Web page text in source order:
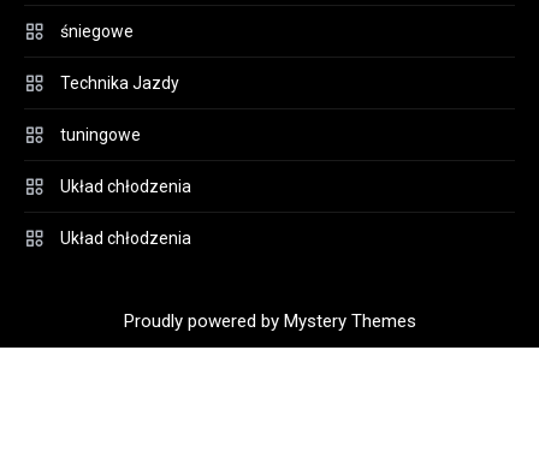
śniegowe
Technika Jazdy
tuningowe
Układ chłodzenia
Układ chłodzenia
Proudly powered by Mystery Themes